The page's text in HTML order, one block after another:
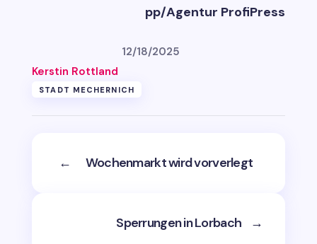
pp/Agentur ProfiPress
Kerstin Rottland
12/18/2025
STADT MECHERNICH
← Wochenmarkt wird vorverlegt
Sperrungen in Lorbach →